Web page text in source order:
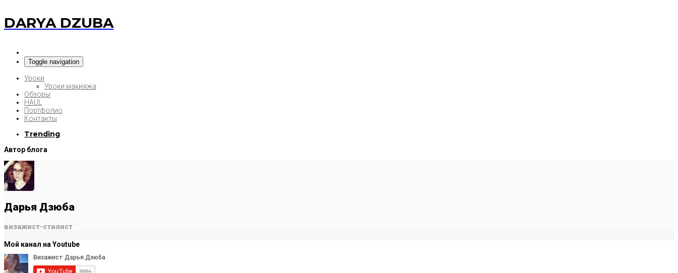
DARYA DZUBA
Toggle navigation
Уроки
Уроки макияжа
Обзоры
HAUL
Портфолио
Контакты
Trending
Автор блога
Дарья Дзюба
визажист-стилист
Мой канал на Youtube